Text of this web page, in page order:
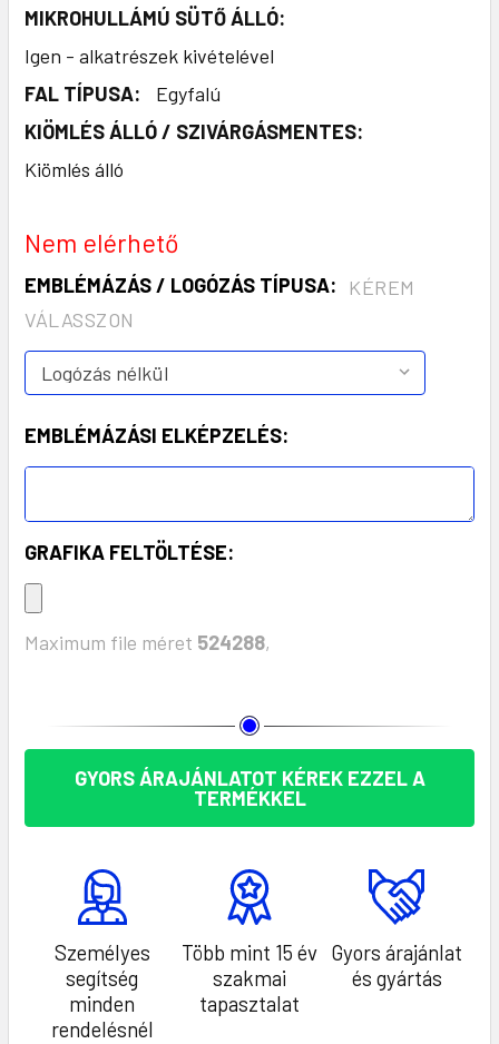
MIKROHULLÁMÚ SÜTŐ ÁLLÓ:
Igen - alkatrészek kivételével
FAL TÍPUSA:
Egyfalú
KIÖMLÉS ÁLLÓ / SZIVÁRGÁSMENTES:
Kiömlés álló
Nem elérhető
EMBLÉMÁZÁS / LOGÓZÁS TÍPUSA:
KÉREM
VÁLASSZON
EMBLÉMÁZÁSI ELKÉPZELÉS:
GRAFIKA FELTÖLTÉSE:
Maximum file méret 524288,
GYORS ÁRAJÁNLATOT KÉREK EZZEL A
TERMÉKKEL
Személyes
segítség
minden
rendelésnél
Több mint 15 év
szakmai
tapasztalat
Gyors árajánlat
és gyártás